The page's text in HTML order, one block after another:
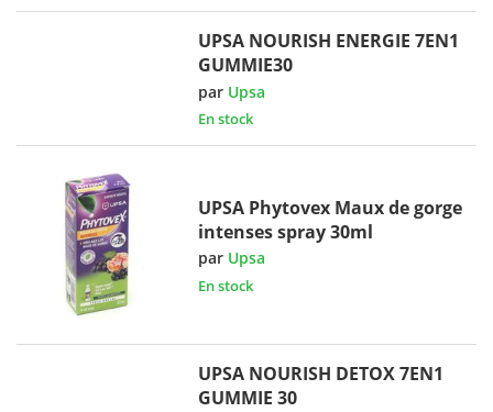
UPSA NOURISH ENERGIE 7EN1
GUMMIE30
par Upsa
En stock
UPSA Phytovex Maux de gorge
intenses spray 30ml
par Upsa
En stock
UPSA NOURISH DETOX 7EN1
GUMMIE 30